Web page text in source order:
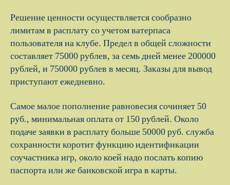
Решение ценности осуществляется сообразно
лимитам в расплату со учетом ватерпаса
пользователя на клубе. Предел в общей сложности
составляет 75000 рублев, за семь дней менее 200000
рублей, и 750000 рублев в месяц. Заказы для вывод
приступают ежедневно.
Самое малое пополнение равновесия сочиняет 50
руб., минимальная оплата от 150 рублей. Около
подаче заявки в расплату больше 50000 руб. служба
сохранности коротит функцию идентификации
соучастника игр, около коей надо послать копию
паспорта или же банковской игра в карты.